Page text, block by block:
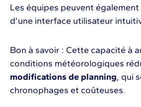
Les équipes peuvent
d’une interface utilisateur
Bon à savoir : Cette capacité à
conditions météorologiques
modifications de planning, qui
chronophages et coûteuses.